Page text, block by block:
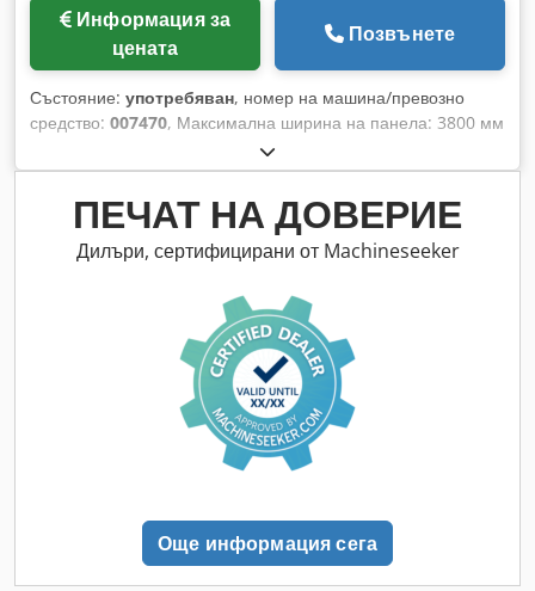
Информация за
цената
Позвънете
Състояние: употребяван, номер на машина/превозно
средство: 007470, Максимална ширина на панела: 3800 мм
Dkjdpfx Aot H Twaja Ter Максимална дължина на панела:
2200 мм Максимално изнасяне на основния трионен диск:
130 мм Брой на захващащите шпиндели: 7
ПЕЧАТ НА ДОВЕРИЕ
Дилъри, сертифицирани от Machineseeker
Още информация сега